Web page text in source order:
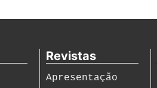
Revistas
Apresentação